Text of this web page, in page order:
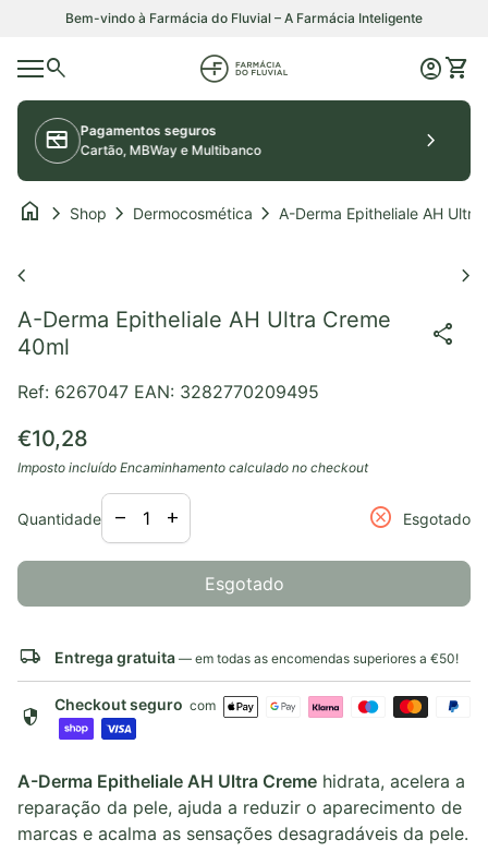
Saltar para o conteúdo
Bem-vindo à Farmácia do Fluvial – A Farmácia Inteligente
Navegação móvel
search Início Conta
account_circle Ver
shopping_cart
local_shipping
Portes grátis > 50€*
Em compras superiores a 50€*
chevron_left chevron_right
home chevron_right Shop chevron_right Dermocosmética chevron_right
chevron_left chevron_right
A-Derma Epitheliale AH Ultra Creme
40ml
share
Ref: 6267047 EAN: 3282770209495
Preço normal
€10,28
Imposto incluído Encaminhamento calculado no checkout
Quantidade
Diminuir a quantidade para
remove
Aumentar a quantidade para
add cancel Esgotado
Esgotado
local_shipping Entrega gratuita — em todas as encomendas superiores a €50!
security Checkout seguro com
A-Derma Epitheliale AH Ultra Creme hidrata, acelera a
reparação da pele, ajuda a reduzir o aparecimento de
marcas e acalma as sensações desagradáveis da pele.